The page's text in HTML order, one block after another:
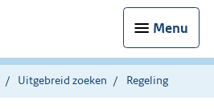
Menu
Uitgebreid zoeken Regeling